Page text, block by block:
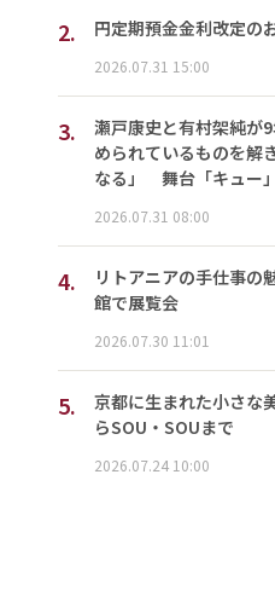
2. 円定期預金金利改定の
2026.07.31 15:00
3.
瀬戸康史と有村架純が
められているものを解
なる」 舞台「キュー
2026.07.31 08:00
4.
リトアニアの手仕事
館で展覧会
2026.07.30 11:01
5.
京都に生まれた小さ
らSOU・SOUまで
2026.07.24 10:00